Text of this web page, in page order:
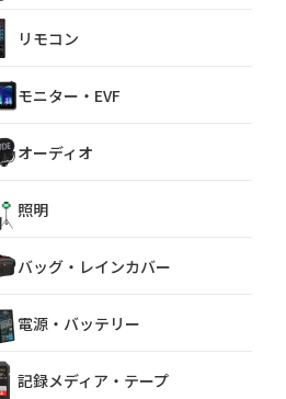
リモコン
モニター・EVF
オーディオ
照明
バッグ・レインカバー
電源・バッテリー
記録メディア・テープ